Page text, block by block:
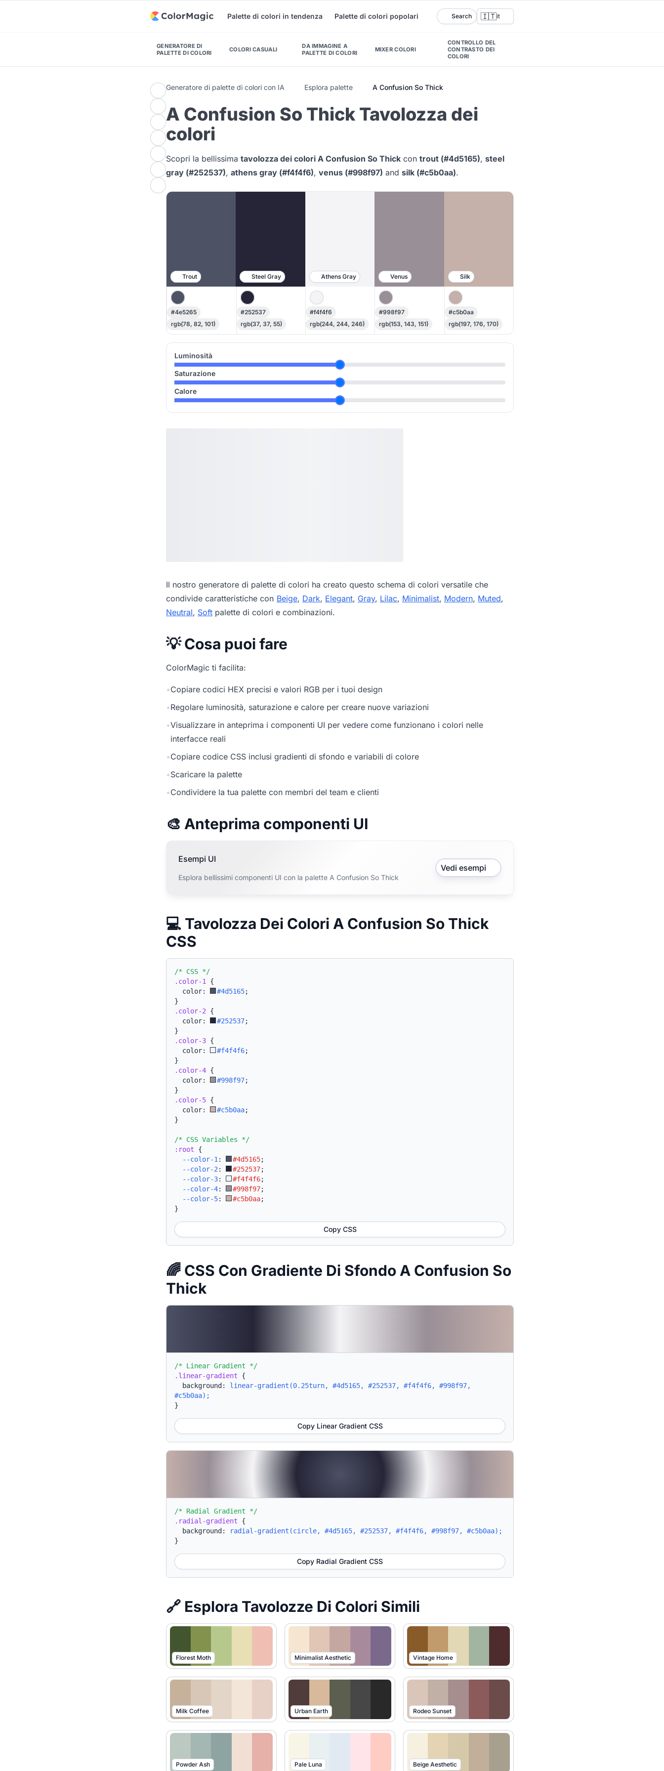
Palette di colori in tendenza Palette di colori popolari Search 🇮🇹it
GENERATORE DI
PALETTE DI COLORI
COLORI CASUALI
DA IMMAGINE A
PALETTE DI COLORI
MIXER COLORI
CONTROLLO DEL
CONTRASTO DEI
COLORI
Generatore di palette di colori con IA Esplora palette A Confusion So Thick
A Confusion So Thick Tavolozza dei
colori
Scopri la bellissima tavolozza dei colori A Confusion So Thick con trout (#4d5165), steel
gray (#252537), athens gray (#f4f4f6), venus (#998f97) and silk (#c5b0aa).
Trout Steel Gray Athens Gray Venus Silk
#4e5265
rgb(78, 82, 101)
#252537
rgb(37, 37, 55)
#f4f4f6
rgb(244, 244, 246)
#998f97
rgb(153, 143, 151)
#c5b0aa
rgb(197, 176, 170)
Luminosità
Saturazione
Calore
Il nostro generatore di palette di colori ha creato questo schema di colori versatile che
condivide caratteristiche con Beige, Dark, Elegant, Gray, Lilac, Minimalist, Modern, Muted,
Neutral, Soft palette di colori e combinazioni.
💡 Cosa puoi fare
ColorMagic ti facilita:
•Copiare codici HEX precisi e valori RGB per i tuoi design
•Regolare luminosità, saturazione e calore per creare nuove variazioni
•Visualizzare in anteprima i componenti UI per vedere come funzionano i colori nelle
interfacce reali
•Copiare codice CSS inclusi gradienti di sfondo e variabili di colore
•Scaricare la palette
•Condividere la tua palette con membri del team e clienti
🎨 Anteprima componenti UI
Esempi UI
Esplora bellissimi componenti UI con la palette A Confusion So Thick
Vedi esempi
💻 Tavolozza Dei Colori A Confusion So Thick
CSS
/* CSS */
.color-1
{
  color:
#4d5165;
}
.color-2 {
  color:
#252537;
}
.color-3 {
  color:
#f4f4f6;
}
.color-4 {
  color:
#998f97;
}
.color-5 {
  color:
#c5b0aa;
}
/* CSS Variables */
:root {
--color-1 : #4d5165;
--color-2 : #252537;
--color-3: #f4f4f6;
--color-4: #998f97;
--color-5: #c5b0aa;
}
Copy CSS
🌈 CSS Con Gradiente Di Sfondo A Confusion So
Thick
/* Linear Gradient */
.linear-gradient {
background: linear-gradient(0.25turn, #4d5165, #252537, #f4f4f6, #998f97,
#c5b0aa);
}
Copy Linear Gradient CSS
/* Radial Gradient */
.radial-gradient {
background:
radial-gradient(circle, #4d5165, #252537, #f4f4f6, #998f97, #c5b0aa);
}
Copy Radial Gradient CSS
🔗 Esplora Tavolozze Di Colori Simili
Florest Moth Minimalist Aesthetic Vintage Home
Milk Coffee Urban Earth Rodeo Sunset
Powder Ash Pale Luna Beige Aesthetic